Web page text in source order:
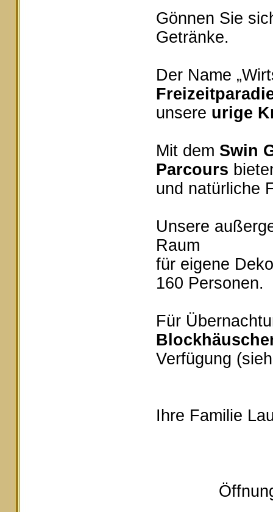
Gönnen Sie
Getränke.
Der Name
unsere urige
Mit dem Swin
Parcours
und natürliche
Unsere
Raum
für eigene
160 Personen.
Für
Verfügung
Ihre Familie